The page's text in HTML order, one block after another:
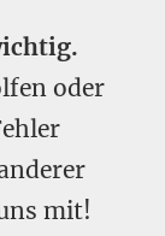
oder
mit!